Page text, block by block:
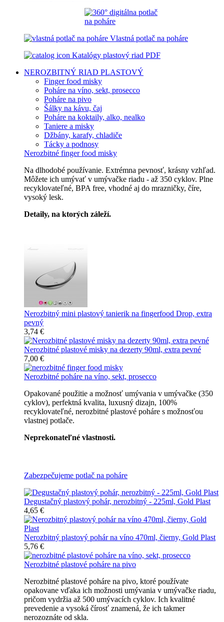
Vlastná potlač na poháre
Katalógy plastový riad PDF
NEROZBITNÝ RIAD PLASTOVÝ
Finger food misky
Poháre na víno, sekt, prosecco
Poháre na pivo
Šálky na kávu, čaj
Poháre na koktaily, alko, nealko
Taniere a misky
Džbány, karafy, chladiče
Tácky a podnosy
Nerozbitné finger food misky
Na dlhodobé používanie. Extrémna pevnosť, krásny vzhľad.
Môžete ich umývať v umývačke riadu - až 350 cyklov. Plne
recyklovateľné, BPA free, vhodné aj do mrazničky, číre,
vysoký lesk.
Detaily, na ktorých záleží.
Nerozbitný mini plastový tanierik na fingerfood Drop, extra
pevný
3,74 €
Nerozbitné plastové misky na dezerty 90ml, extra pevné
7,00 €
Nerozbitné poháre na víno, sekt, prosecco
Opakované použitie a možnosť umývania v umývačke (350
cyklov), perfektná kvalita, luxusný dizajn, 100%
recyklovateľné, nerozbitné plastové poháre s možnosťou
vlastnej potlače.
Neprekonateľné vlastnosti.
Zabezpečujeme potlač na poháre
Degustačný plastový pohár, nerozbitný - 225ml, Gold Plast
4,65 €
Nerozbitný plastový pohár na víno 470ml, čierny, Gold Plast
5,76 €
Nerozbitné plastové poháre na pivo
Nerozbitné plastové poháre na pivo, ktoré používate
opakovane vďaka ich možnosti umývania v umývačke riadu,
pričom vydržia až 500 umývacích cyklov. Ich kvalitné
prevedenie a vysoká čírosť znamená, že ich takmer
nerozoznáte od skla.